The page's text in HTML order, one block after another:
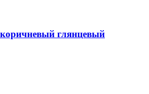
глянцевый